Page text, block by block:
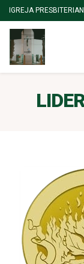
IGREJA